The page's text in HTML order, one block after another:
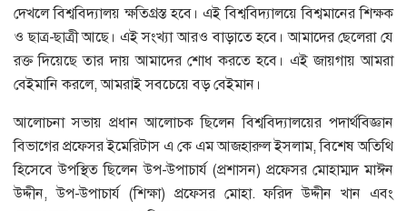
দেখলে বিশ্ববিদ্যালয় ক্ষতিগ্রস্ত হবে। এই বিশ্ববিদ্যালয়ে বিশ্বমানের শিক্ষক
ও ছাত্র-ছাত্রী আছে। এই সংখ্যা আরও বাড়াতে হবে। আমাদের ছেলেরা যে
রক্ত দিয়েছে তার দায় আমাদের শোধ করতে হবে। এই জায়গায় আমরা
বেইমানি করলে, আমরাই সবচেয়ে বড় বেইমান।
আলোচনা সভায় প্রধান আলোচক ছিলেন বিশ্ববিদ্যালয়ের পদার্থবিজ্ঞান
বিভাগের প্রফেসর ইমেরিটাস এ কে এম আজহারুল ইসলাম, বিশেষ অতিথি
হিসেবে উপস্থিত ছিলেন উপ-উপাচার্য (প্রশাসন) প্রফেসর মোহাম্মদ মাঈন
উদ্দীন, উপ-উপাচার্য (শিক্ষা) প্রফেসর মোহা. ফরিদ উদ্দীন খান এবং